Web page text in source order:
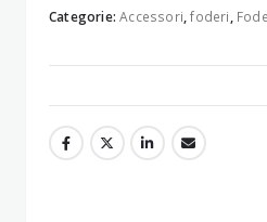
Categorie:Accessori,foderi,